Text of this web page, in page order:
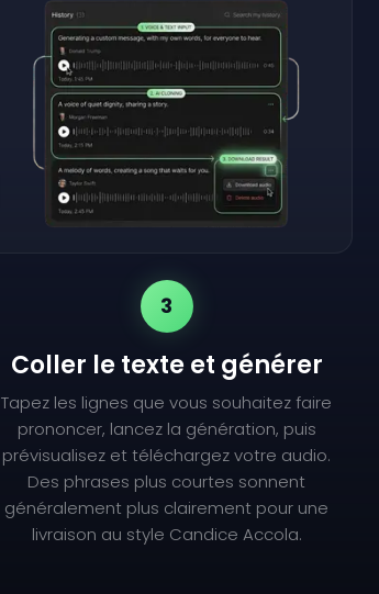
3
Coller le texte et générer
Tapez les lignes que vous souhaitez faire
prononcer, lancez la génération, puis
prévisualisez et téléchargez votre audio.
Des phrases plus courtes sonnent
généralement plus clairement pour une
livraison au style Candice Accola.